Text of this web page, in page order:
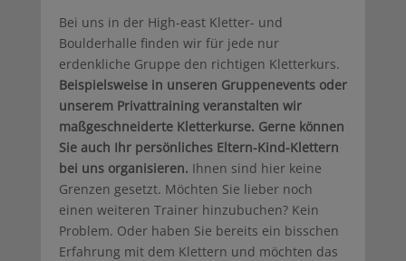
Bei uns in der High-east Kletter- und
Boulderhalle finden wir für jede nur
erdenkliche Gruppe den richtigen Kletterkurs.
Beispielsweise in unseren Gruppenevents oder
unserem Privattraining veranstalten wir
maßgeschneiderte Kletterkurse. Gerne können
Sie auch Ihr persönliches Eltern-Kind-Klettern
bei uns organisieren. Ihnen sind hier keine
Grenzen gesetzt. Möchten Sie lieber noch
einen weiteren Trainer hinzubuchen? Kein
Problem. Oder haben Sie bereits ein bisschen
Erfahrung mit dem Klettern und möchten das